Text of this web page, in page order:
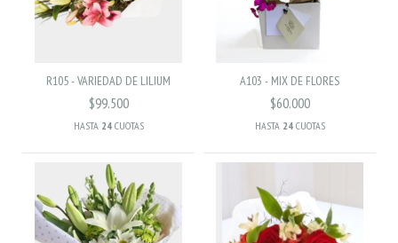
R105 - VARIEDAD DE LILIUM
$99.500
HASTA 24CUOTAS
A103 - MIX DE FLORES
$60.000
HASTA 24CUOTAS